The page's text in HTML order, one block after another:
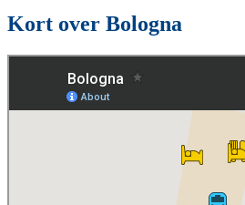
Kort over Bologna